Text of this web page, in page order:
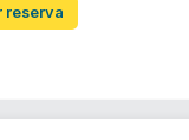
reserva